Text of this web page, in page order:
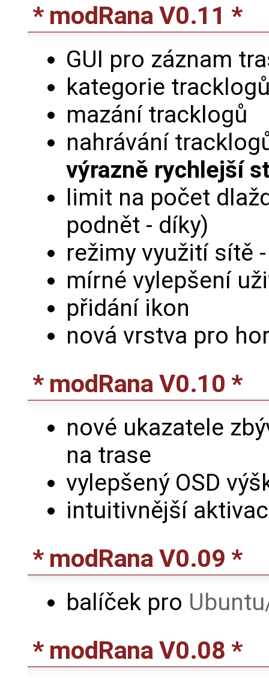
* modRana V0.11 *
GUI pro záznam
kategorie
mazání tracklogů
nahrávání
výrazně rychlejší
limit na počet
podnět - díky)
režimy využití sítě
mírné vylepšení
přidání ikon
nová vrstva pro
* modRana V0.10 *
nové ukazatele
na trase
vylepšený OSD
intuitivnější
* modRana V0.09 *
balíček pro
* modRana V0.08 *